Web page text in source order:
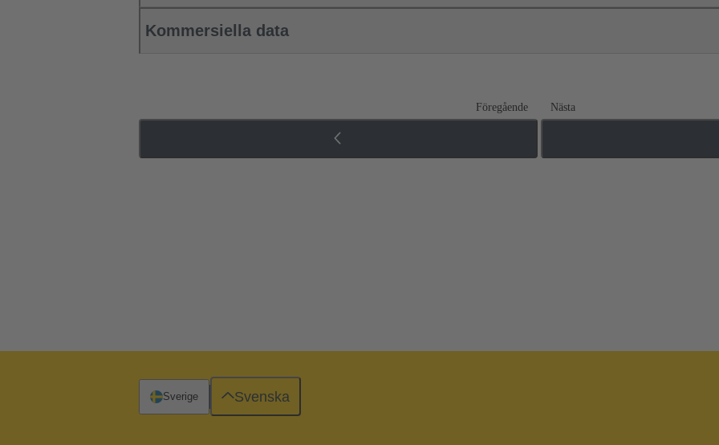
Kommersiella data
Föregående Nästa
Sverige Svenska